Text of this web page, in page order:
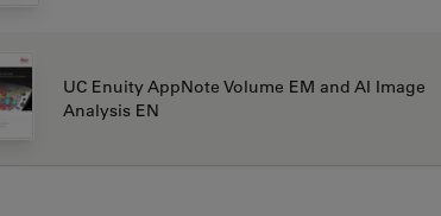
UC Enuity AppNote Volume EM and AI Image
Analysis EN